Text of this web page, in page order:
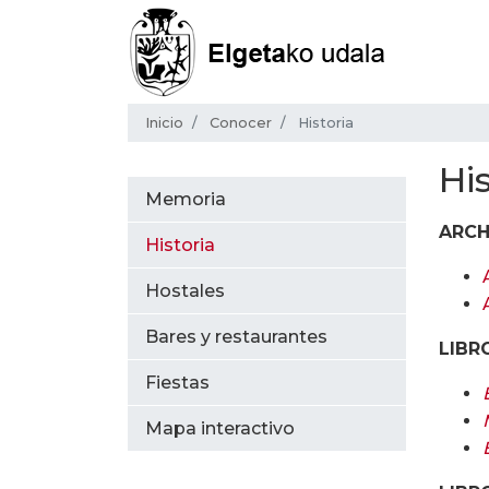
Inicio Conocer Historia
Memoria
Historia
Hostales
Bares y restaurantes
Fiestas
Mapa interactivo